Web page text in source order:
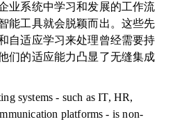
业系统中学习和发展的工作流
能工具就会脱颖而出。这些先
自适应学习来处理曾经需要持
们的适应能力凸显了无缝集成
systems - such as IT, HR,
platforms - is non-